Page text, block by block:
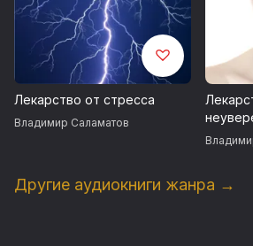
Лекарство от стресса
Владимир Саламатов
Другие аудиокниги жанра →